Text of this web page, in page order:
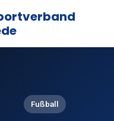
Fußball